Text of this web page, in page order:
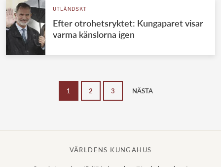
UTLÄNDSKT
Efter otrohetsryktet: Kungaparet visar
varma känslorna igen
1 2 3 NÄSTA
VÄRLDENS KUNGAHUS